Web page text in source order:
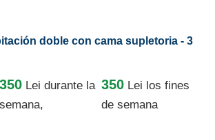
doble con cama supletoria - 3
350 Lei durante la
semana,
350 Lei los fines
de semana